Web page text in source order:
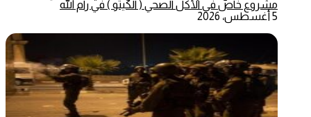
مشروع خاص في الأكل الصحي ( الكيتو ) في رام الله
5 أغسطس، 2026